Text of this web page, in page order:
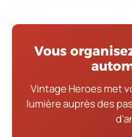
Vous
Vintage Heroes met
lumière auprès des